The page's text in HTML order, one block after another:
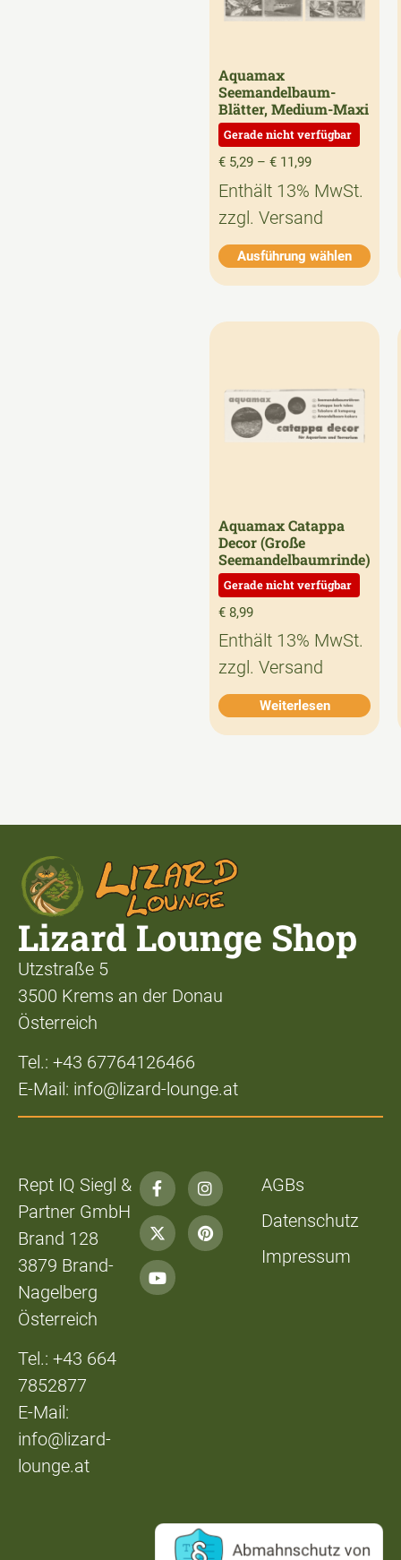
Aquamax
Seemandelbaum-
Blätter, Medium-Maxi
€ 5,29 – € 11,99
Enthält 13% MwSt.
zzgl. Versand
Ausführung wählen
Aquamax Catappa
Decor (Große
Seemandelbaumrinde)
€ 8,99
Enthält 13% MwSt.
zzgl. Versand
Weiterlesen
Lizard Lounge Shop
Utzstraße 5
3500 Krems an der Donau
Österreich
Tel.: +43 67764126466
E-Mail: info@lizard-lounge.at
Rept IQ Siegl &
Partner GmbH
Brand 128
3879 Brand-
Nagelberg
Österreich
Tel.: +43 664
7852877
E-Mail:
info@lizard-
lounge.at
AGBs
Datenschutz
Impressum